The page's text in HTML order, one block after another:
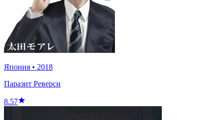
Япония • 2018
Паразит Реверси
8.57